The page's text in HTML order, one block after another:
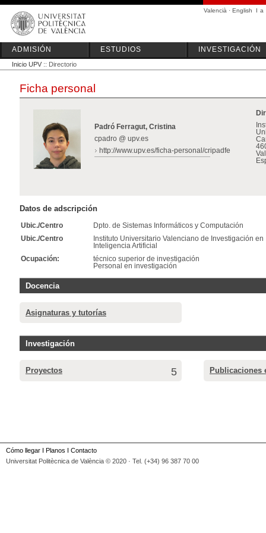
Valencià · English I a
ADMISIÓN ESTUDIOS INVESTIGACIÓN
Inicio UPV :: Directorio
Ficha personal
Padró Ferragut, Cristina
cpadro @ upv.es
http://www.upv.es/ficha-personal/cripadfe
Datos de adscripción
Ubic./Centro
Dpto. de Sistemas Informáticos y Computación
Ubic./Centro
Instituto Universitario Valenciano de Investigación en
Inteligencia Artificial
Ocupación:
técnico superior de investigación
Personal en investigación
Docencia
Asignaturas y tutorías
Investigación
Proyectos 5 Publicaciones
Cómo llegar I Planos I Contacto
Universitat Politècnica de València © 2020 · Tel. (+34) 96 387 70 00